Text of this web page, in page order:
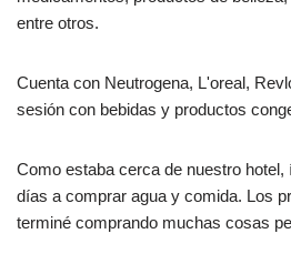
entre otros.
Cuenta con Neutrogena, L'oreal,
sesión con bebidas y productos
Como estaba cerca de nuestro
días a comprar agua y comida. Los
terminé comprando muchas cosas